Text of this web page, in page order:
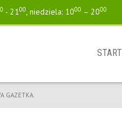
- 2100, niedziela: 1000 – 2000
START
GAZETKA.